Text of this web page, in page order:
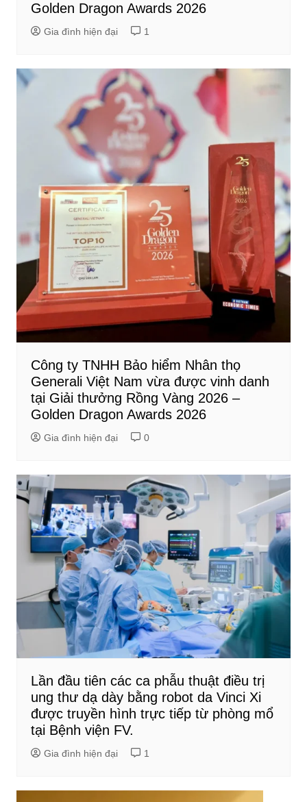
Golden Dragon Awards 2026
Gia đình hiện đại 1
Công ty TNHH Bảo hiểm Nhân thọ
Generali Việt Nam vừa được vinh danh
tại Giải thưởng Rồng Vàng 2026 –
Golden Dragon Awards 2026
Gia đình hiện đại 0
Lần đầu tiên các ca phẫu thuật điều trị
ung thư dạ dày bằng robot da Vinci Xi
được truyền hình trực tiếp từ phòng mổ
tại Bệnh viện FV.
Gia đình hiện đại 1